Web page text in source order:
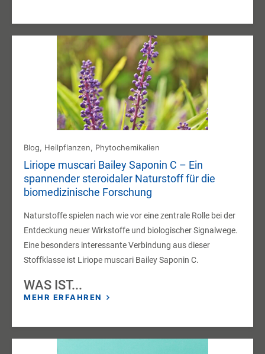
Blog, Heilpflanzen, Phytochemikalien
Liriope muscari Bailey Saponin C – Ein
spannender steroidaler Naturstoff für die
biomedizinische Forschung
Naturstoffe spielen nach wie vor eine zentrale Rolle bei der
Entdeckung neuer Wirkstoffe und biologischer Signalwege.
Eine besonders interessante Verbindung aus dieser
Stoffklasse ist Liriope muscari Bailey Saponin C.
WAS IST...
MEHR ERFAHREN